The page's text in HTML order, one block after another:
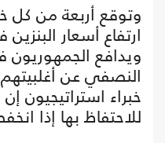
وتوقع أربعة من كل
ارتفاع أسعار
ويدافع الجمهوريون
النصفي عن
خبراء
للاحتفاظ بها إذا